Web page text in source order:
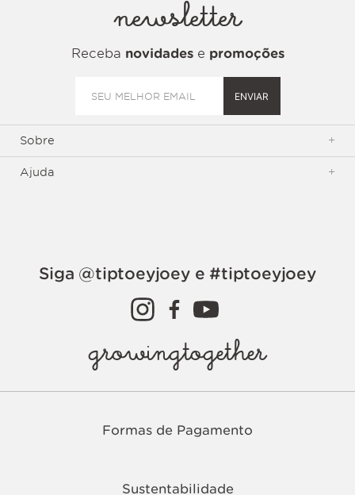
newsletter
Receba novidadese promoções
ENVIAR
Sobre +
Ajuda +
Siga @tiptoeyjoey e #tiptoeyjoey
growingtogether
Formas de Pagamento
Sustentabilidade